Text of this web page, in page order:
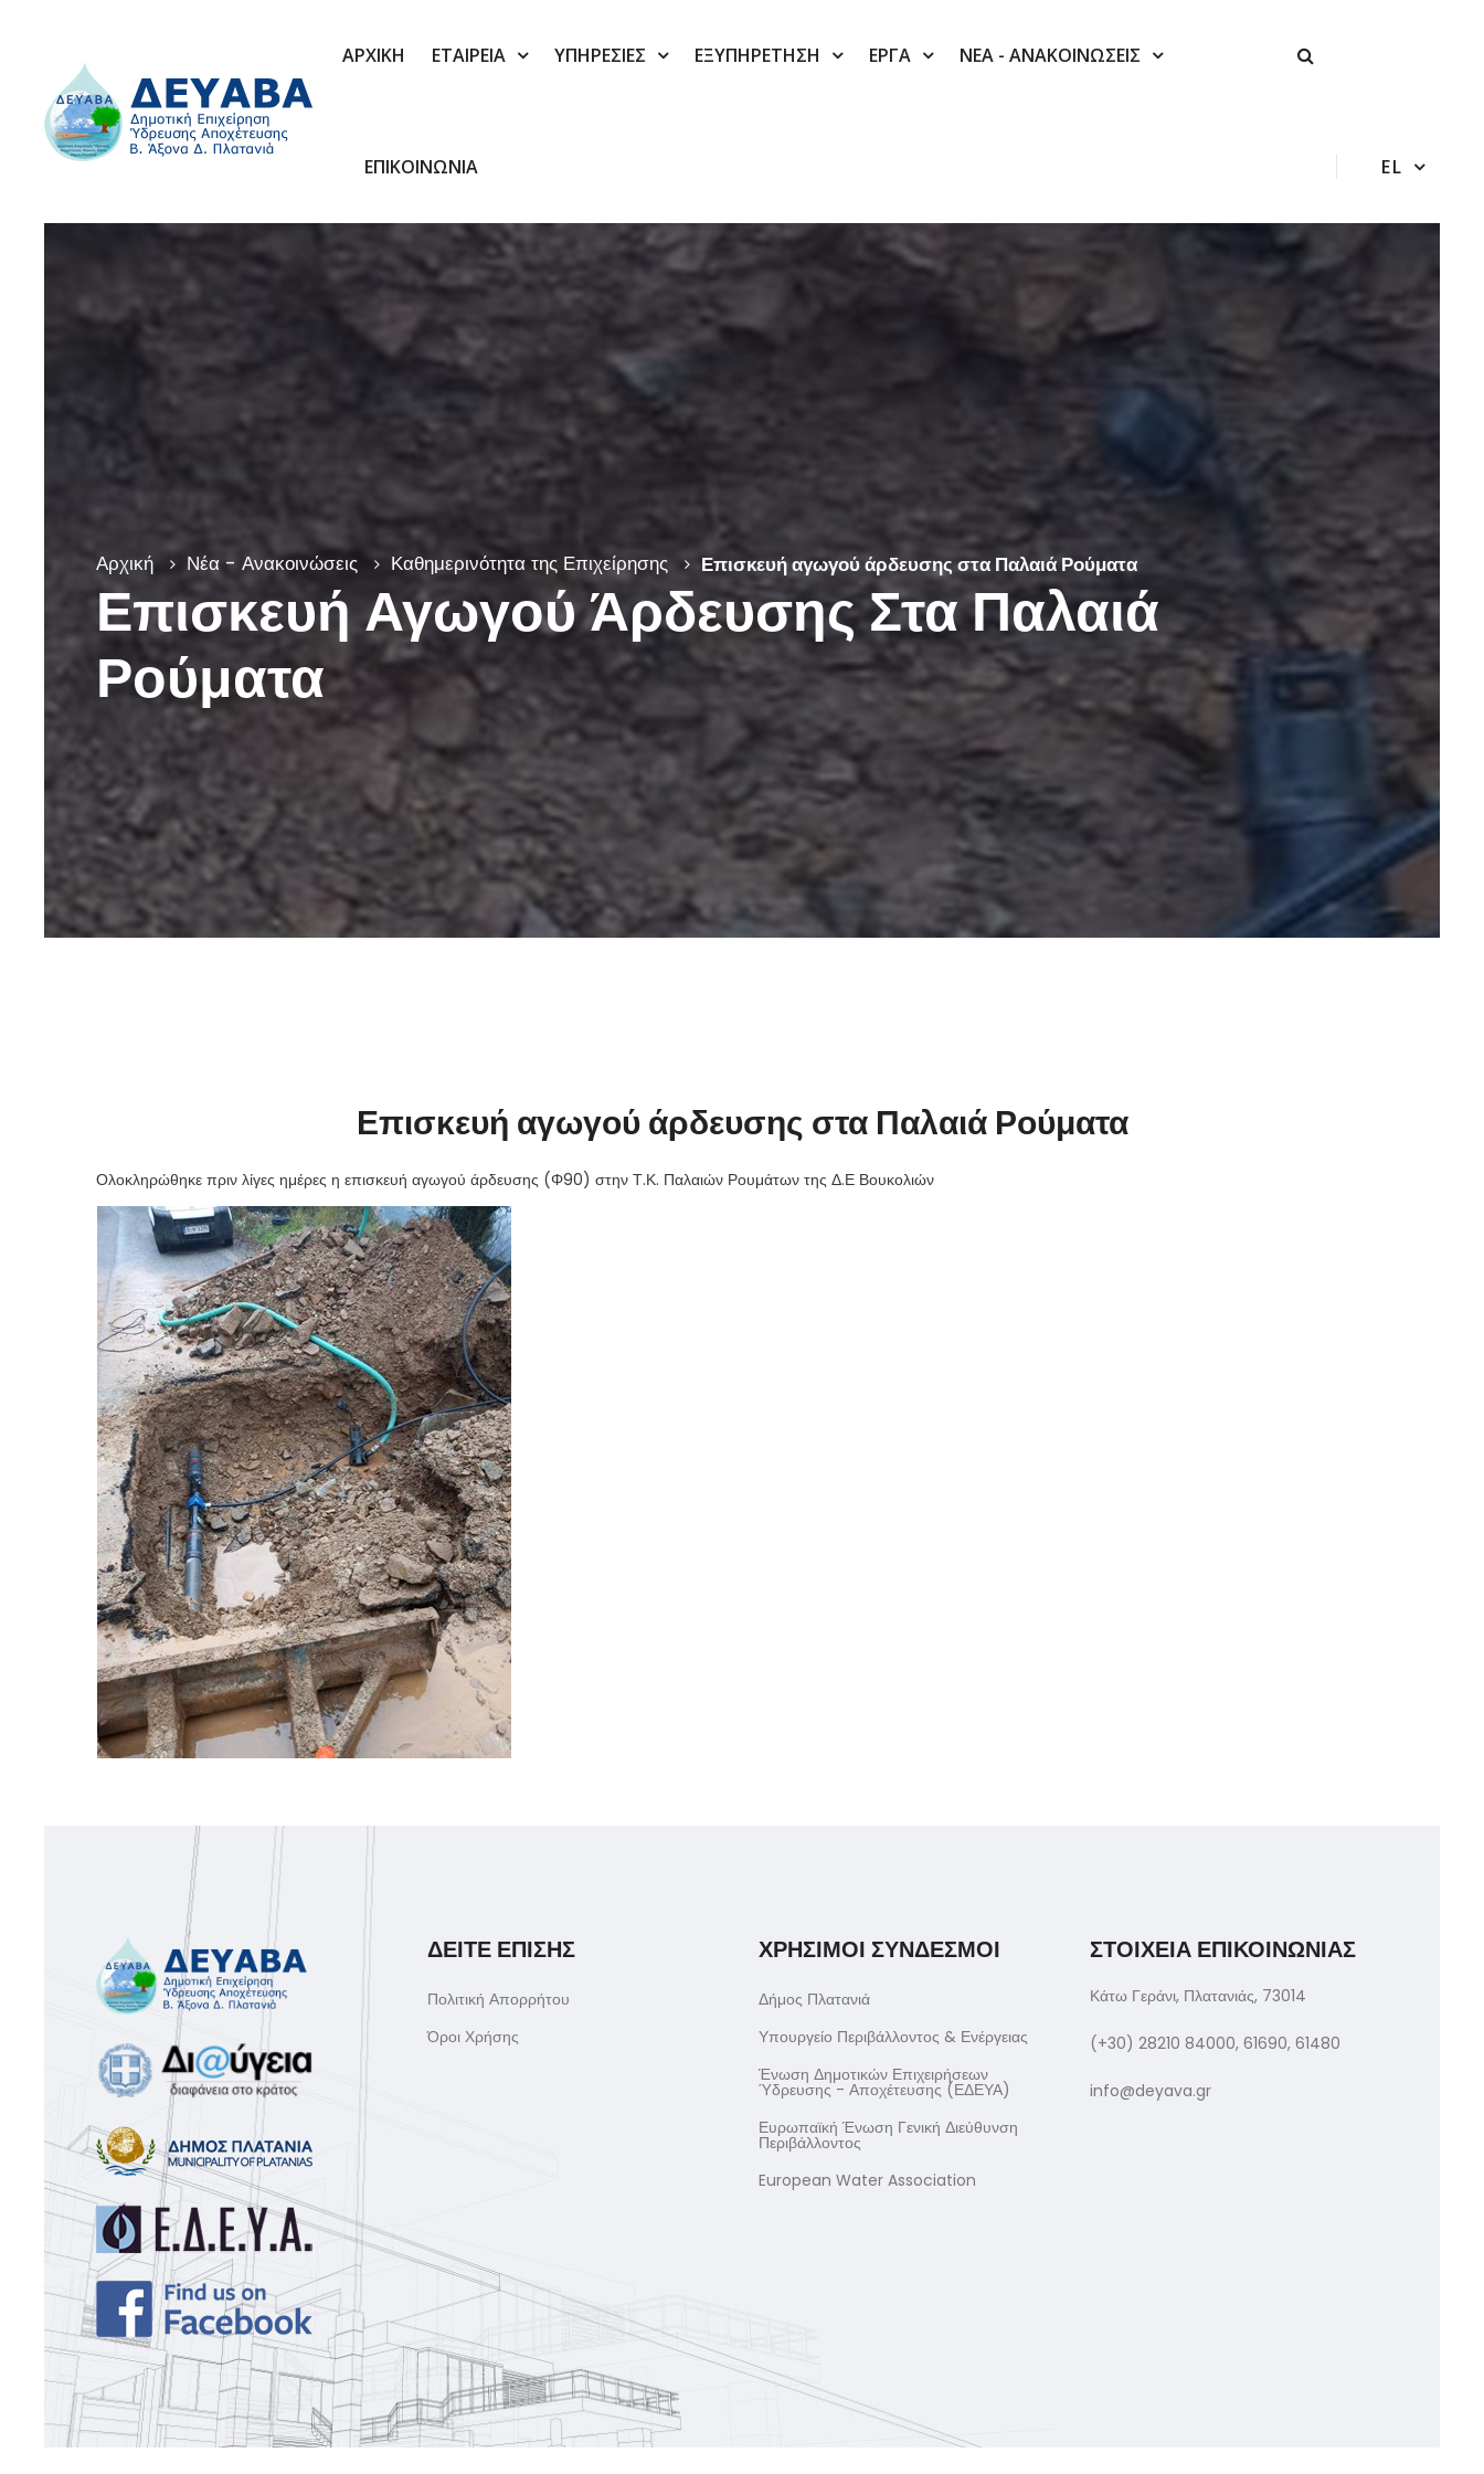
ΑΡΧΙΚΗ ΕΤΑΙΡΕΙΑ ΥΠΗΡΕΣΙΕΣ ΕΞΥΠΗΡΕΤΗΣΗ ΕΡΓΑ ΝΕΑ - ΑΝΑΚΟΙΝΩΣΕΙΣ
ΕΠΙΚΟΙΝΩΝΙΑ EL
Αρχική Νέα - Ανακοινώσεις Καθημερινότητα της Επιχείρησης Επισκευή αγωγού άρδευσης στα Παλαιά Ρούματα
Επισκευή Αγωγού Άρδευσης Στα Παλαιά
Ρούματα
Επισκευή αγωγού άρδευσης στα Παλαιά Ρούματα
Ολοκληρώθηκε πριν λίγες ημέρες η επισκευή αγωγού άρδευσης (Φ90) στην Τ.Κ. Παλαιών Ρουμάτων της Δ.Ε Βουκολιών
ΔΕΙΤΕ ΕΠΙΣΗΣ
Πολιτική Απορρήτου
Όροι Χρήσης
ΧΡΗΣΙΜΟΙ ΣΥΝΔΕΣΜΟΙ
Δήμος Πλατανιά
Υπουργείο Περιβάλλοντος & Ενέργειας
Ένωση Δημοτικών Επιχειρήσεων
Ύδρευσης - Αποχέτευσης (ΕΔΕΥΑ)
Ευρωπαϊκή Ένωση Γενική Διεύθυνση
Περιβάλλοντος
European Water Association
ΣΤΟΙΧΕΙΑ ΕΠΙΚΟΙΝΩΝΙΑΣ
Κάτω Γεράνι, Πλατανιάς, 73014
(+30) 28210 84000, 61690, 61480
info@deyava.gr